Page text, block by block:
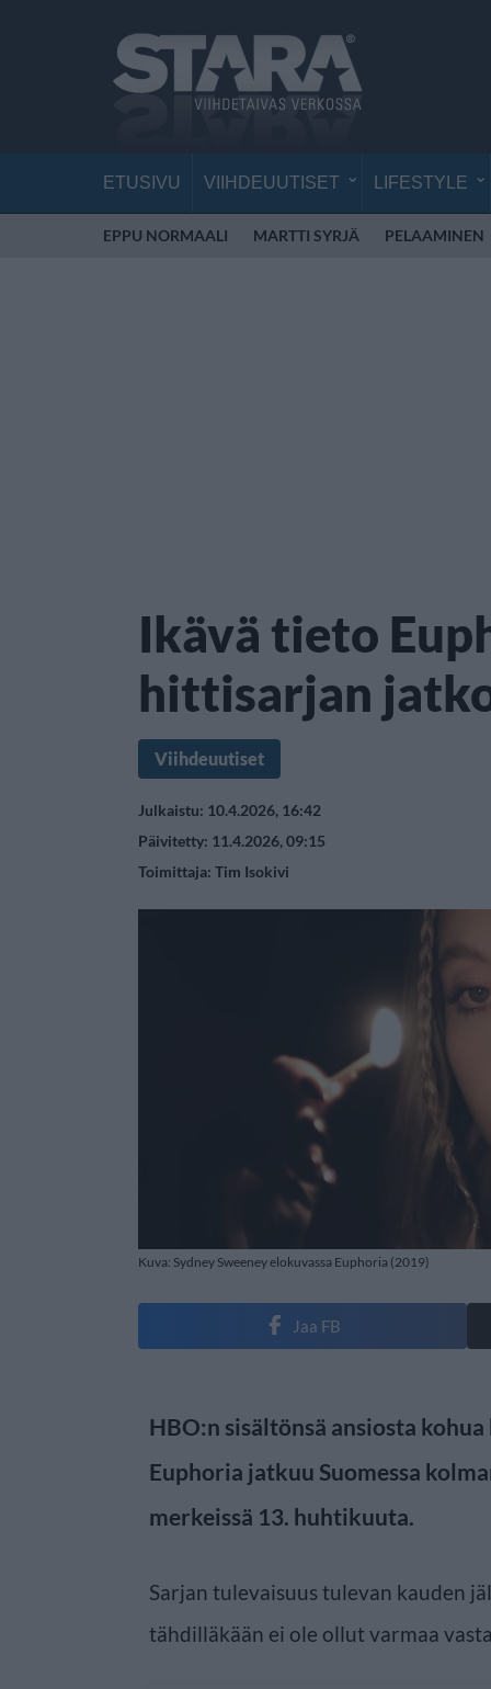
ETUSIVU VIIHDEUUTISET LIFESTYLE
EPPU NORMAALI MARTTI SYRJÄ PELAAMINEN
Ikävä tieto
hittisarjan
Viihdeuutiset
Julkaistu: 10.4.2026, 16:42
Päivitetty: 11.4.2026, 09:15
Toimittaja: Tim Isokivi
Kuva: Sydney Sweeney elokuvassa Euphoria (2019)
Jaa FB
HBO:n sisältönsä ansiosta
Euphoria jatkuu Suomessa
merkeissä 13. huhtikuuta.
Sarjan tulevaisuus tulevan kauden
tähdilläkään ei ole ollut varmaa